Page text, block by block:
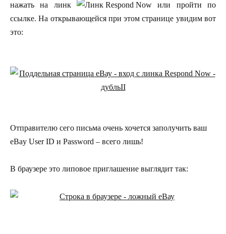
нажать на линк
или пройти по
ссылке. На открывающейся при этом странице увидим вот
это:
Отправителю сего письма очень хочется заполучить ваш
eBay User ID и Password – всего лишь!
В браузере это липовое приглашение выглядит так: